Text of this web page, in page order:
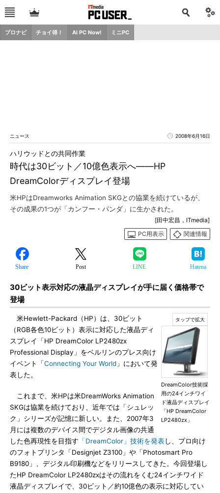
プロナビ チョイ得！ AI PC Now! ミニPC
ニュース 2008年6月16日
時代は30ビット／10億色表示へ――HP
DreamColorディスプレイ登場
ハリウッドとの共同作業
米HPはDreamworks Animation SKGとの協業を続けているが、
その成果の1つが「カンフー・パンダ」に生かされた。
[田中宏昌，ITmedia]
PC用表示
関連情報
Share Post LINE Hatena
30ビット表示対応の液晶ディスプレイが手に届く価格帯で
登場
DreamColor技術採
用の24インチワイ
ド液晶ディスプレイ
「HP DreamColor
LP2480zx」
米Hewlett-Packard（HP）は、30ビット
（RGB各色10ビット）表示に対応した液晶ディ
スプレイ「HP DreamColor LP2480zx
Professional Display」をベルリンのプレス向け
イベント「Connecting Your World 」において発
表した。
これまで、米HPは米DreamWorks Animation
SKGは協業を続けており、近年では「シュレッ
ク」シリーズが記憶に新しい。また、2007年3
月には複数のデバイス間でデジタル画像の共通
した色再現性を目指す 「DreamColor」技術を発表し、プロ向け
のフォトプリンタ「Designjet Z3100」や「Photosmart Pro
B9180」、デジタル印刷機などをリリースしてきた。今回登場し
たHP DreamColor LP2480zxはその流れをくむ24インチワイド
液晶ディスプレイで、30ビット／約10億色の表示に対応してい